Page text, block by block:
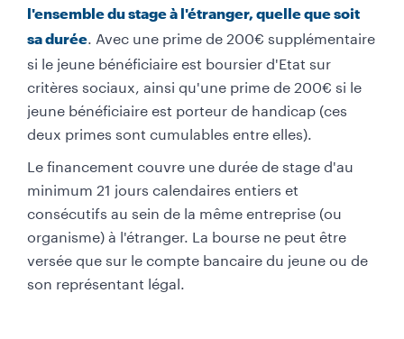
l'ensemble du stage à l'étranger, quelle que soit
sa durée . Avec une prime de 200€ supplémentaire
si le jeune bénéficiaire est boursier d'Etat sur
critères sociaux, ainsi qu'une prime de 200€ si le
jeune bénéficiaire est porteur de handicap (ces
deux primes sont cumulables entre elles).
Le financement couvre une durée de stage d'au
minimum 21 jours calendaires entiers et
consécutifs au sein de la même entreprise (ou
organisme) à l'étranger. La bourse ne peut être
versée que sur le compte bancaire du jeune ou de
son représentant légal.